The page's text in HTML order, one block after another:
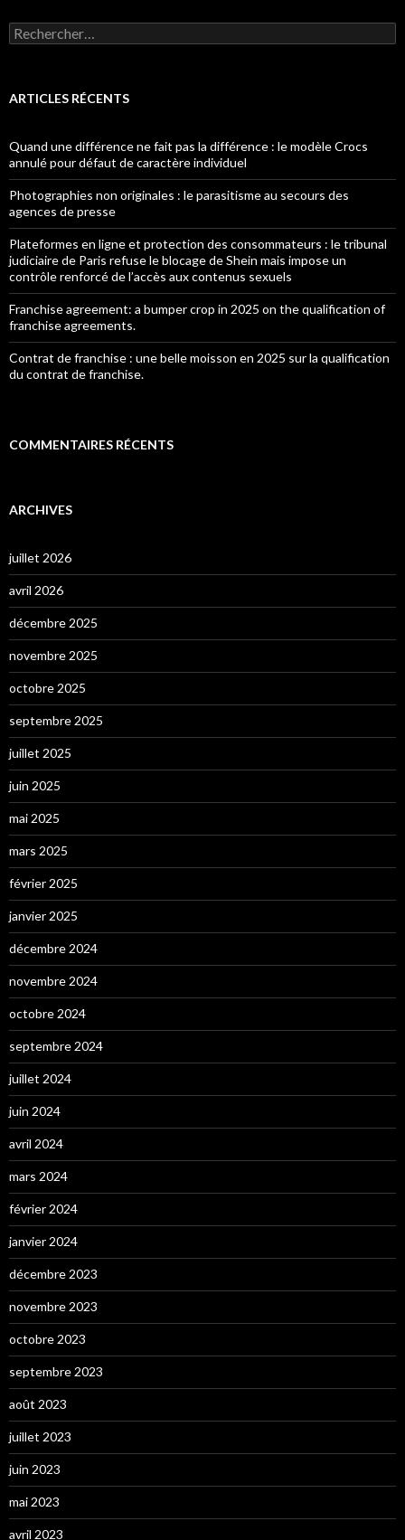
Rechercher :
ARTICLES RÉCENTS
Quand une différence ne fait pas la différence : le modèle Crocs
annulé pour défaut de caractère individuel
Photographies non originales : le parasitisme au secours des
agences de presse
Plateformes en ligne et protection des consommateurs : le tribunal
judiciaire de Paris refuse le blocage de Shein mais impose un
contrôle renforcé de l’accès aux contenus sexuels
Franchise agreement: a bumper crop in 2025 on the qualification of
franchise agreements.
Contrat de franchise : une belle moisson en 2025 sur la qualification
du contrat de franchise.
COMMENTAIRES RÉCENTS
ARCHIVES
juillet 2026
avril 2026
décembre 2025
novembre 2025
octobre 2025
septembre 2025
juillet 2025
juin 2025
mai 2025
mars 2025
février 2025
janvier 2025
décembre 2024
novembre 2024
octobre 2024
septembre 2024
juillet 2024
juin 2024
avril 2024
mars 2024
février 2024
janvier 2024
décembre 2023
novembre 2023
octobre 2023
septembre 2023
août 2023
juillet 2023
juin 2023
mai 2023
avril 2023